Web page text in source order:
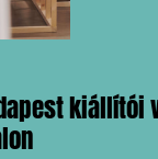
kiállítói